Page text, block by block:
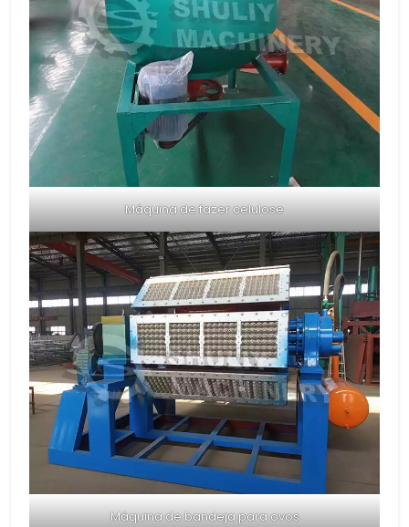
Máquina de fazer celulose
Máquina de bandeja para ovos